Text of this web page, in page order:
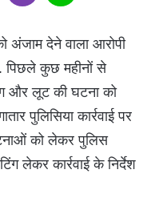
अंजाम देने वाला आरोपी
कुछ महीनों से
और लूट की घटना को
पुलिसिया कार्रवाई पर
को लेकर पुलिस
लेकर कार्रवाई के निर्देश